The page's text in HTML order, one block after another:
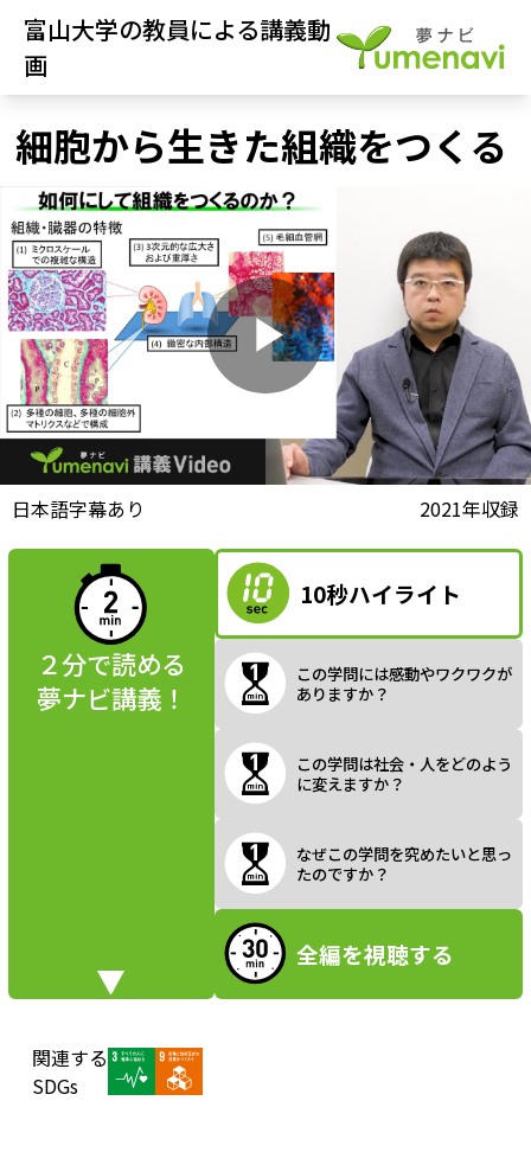
富山大学の教員による講義動
画
細胞から生きた組織をつくる
P
a
y
V
i
日本語字幕あり 2021年収録
２分で読める
夢ナビ講義！
夢ナビ講義を
10秒ハイライト
この学問には感動やワクワクが
ありますか？
この学問は社会・人をどのよう
に変えますか？
なぜこの学問を究めたいと思っ
たのですか？
全編を視聴する
関連する
SDGs